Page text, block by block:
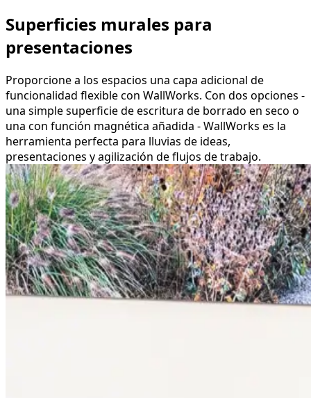
Superficies murales para
presentaciones
Proporcione a los espacios una capa adicional de
funcionalidad flexible con WallWorks. Con dos opciones -
una simple superficie de escritura de borrado en seco o
una con función magnética añadida - WallWorks es la
herramienta perfecta para lluvias de ideas,
presentaciones y agilización de flujos de trabajo.